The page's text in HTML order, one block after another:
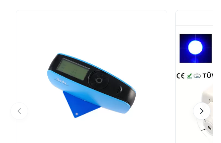
innovatieve technologieën toegepast. NH310 de ...